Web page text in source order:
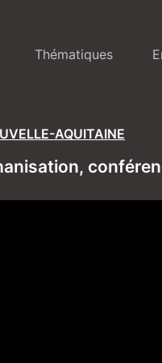
Thématiques
AQUITAINE